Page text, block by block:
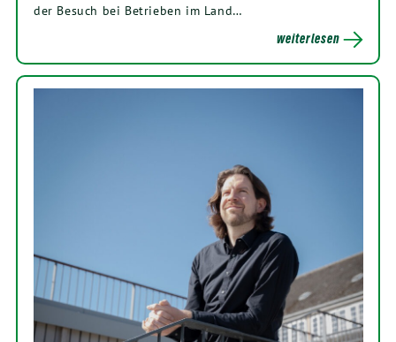
der Besuch bei Betrieben im Land…
weiterlesen